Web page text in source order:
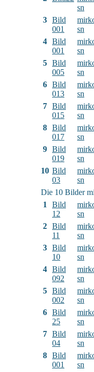
sn
3 Bild
001
sn
4 Bild
001
sn
5 Bild
005
sn
6 Bild
013
sn
7 Bild
015
sn
8 Bild
017
sn
9 Bild
019
sn
10 Bild
03
sn
Die 10 Bilder
1
Bild
12
sn
2 Bild
11
sn
3 Bild
10
sn
4 Bild
092
sn
5 Bild
002
sn
6 Bild
25
sn
7 Bild
04
sn
8 Bild
001
sn